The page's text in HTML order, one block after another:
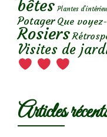
bêtes Plantes
Potager Que
Rosiers
Visites de
Articles